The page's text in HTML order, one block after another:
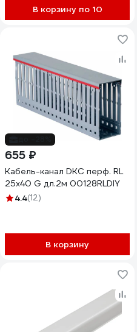
В корзину по 10
655 ₽
Кабель-канал DKC перф. RL
25x40 G дл.2м 00128RLDIY
4.4(12)
В корзину